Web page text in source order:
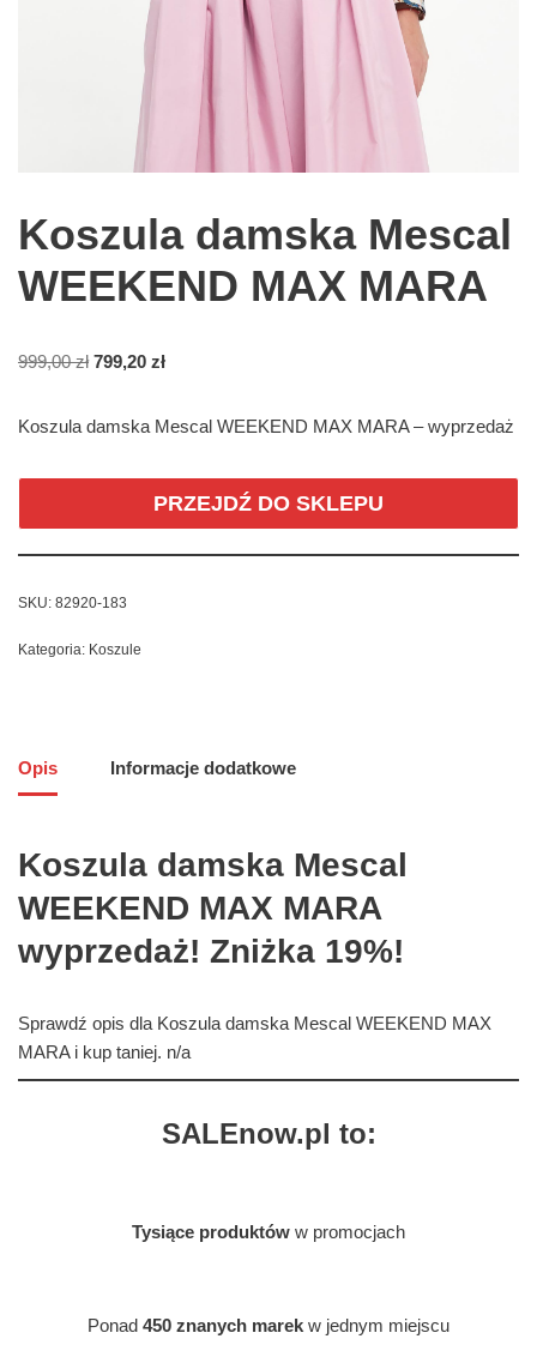
Koszula damska Mescal
WEEKEND MAX MARA
999,00zł 799,20 zł
Koszula damska Mescal WEEKEND MAX MARA – wyprzedaż
PRZEJDŹ DO SKLEPU
SKU: 82920-183
Kategoria: Koszule
Opis Informacje dodatkowe
Koszula damska Mescal
WEEKEND MAX MARA
wyprzedaż! Zniżka 19%!
Sprawdź opis dla Koszula damska Mescal WEEKEND MAX
MARA i kup taniej. n/a
SALEnow.pl to:
Tysiące produktów w promocjach
Ponad 450 znanych marek w jednym miejscu